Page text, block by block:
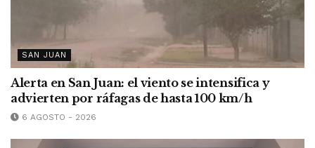
SAN JUAN
Alerta en San Juan: el viento se intensifica y
advierten por ráfagas de hasta 100 km/h
6 AGOSTO - 2026